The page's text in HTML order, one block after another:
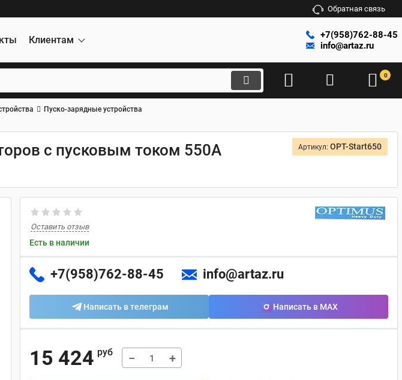
Обратная связь
Клиентам
+7(958)762-88-45
info@artaz.ru
0
Пуско-зарядные устройства
с пусковым током 550A
Артикул: OPT-Start650
Оставить отзыв
Есть в наличии
+7(958)762-88-45 info@artaz.ru
Написать в телеграм Написать в MAX
15 424 руб − +